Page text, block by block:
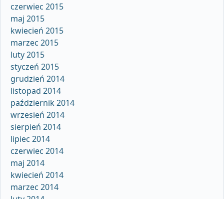
czerwiec 2015
maj 2015
kwiecień 2015
marzec 2015
luty 2015
styczeń 2015
grudzień 2014
listopad 2014
październik 2014
wrzesień 2014
sierpień 2014
lipiec 2014
czerwiec 2014
maj 2014
kwiecień 2014
marzec 2014